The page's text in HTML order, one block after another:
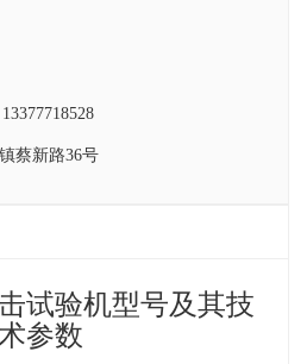
蔡新路36号
试验机型号及其技
参数